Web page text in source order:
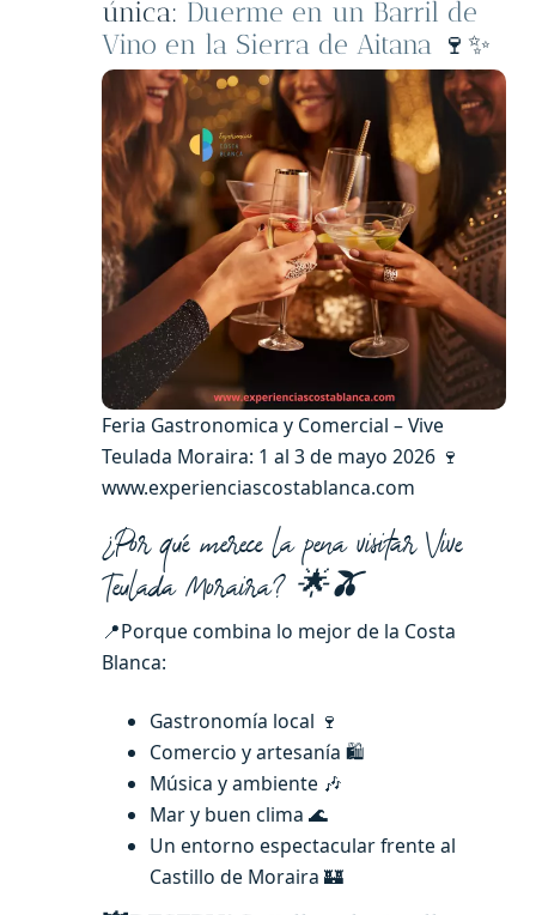
única: Duerme en un Barril de
Vino en la Sierra de Aitana 🍷✨
Feria Gastronomica y Comercial – Vive
Teulada Moraira: 1 al 3 de mayo 2026 🍷
www.experienciascostablanca.com
¿Por qué merece la pena visitar Vive
Teulada Moraira? 🌟🫒
📍Porque combina lo mejor de la Costa
Blanca:
Gastronomía local 🍷
Comercio y artesanía 🛍️
Música y ambiente 🎶
Mar y buen clima 🌊
Un entorno espectacular frente al
Castillo de Moraira 🏰